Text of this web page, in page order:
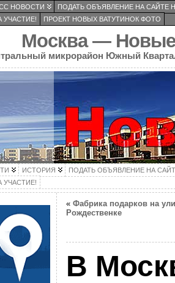
НОВОСТИ
ПОДАТЬ ОБЪЯВЛЕНИЕ НА САЙТЕ
УЧАСТИЕ!
ПРОЕКТ НОВЫХ ВАТУТИНОК ФОТО
Москва — Новые
микрорайон Южный
ИСТОРИЯ
ПОДАТЬ ОБЪЯВЛЕНИЕ НА
УЧАСТИЕ!
« Фабрика подарков на
Рождественке
В